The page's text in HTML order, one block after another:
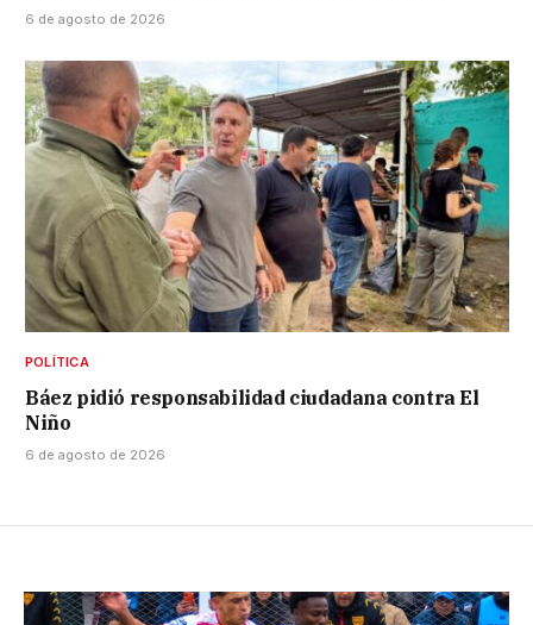
6 de agosto de 2026
POLÍTICA
Báez pidió responsabilidad ciudadana contra El
Niño
6 de agosto de 2026